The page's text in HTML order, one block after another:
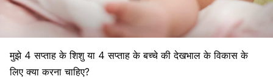
मुझे 4 सप्ताह के शिशु या 4 सप्ताह के बच्चे की देखभाल के विकास के
लिए क्या करना चाहिए?